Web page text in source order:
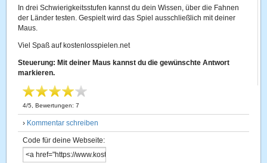
In drei Schwierigkeitsstufen kannst du dein Wissen, über die Fahnen
der Länder testen. Gespielt wird das Spiel ausschließlich mit deiner
Maus.
Viel Spaß auf kostenlosspielen.net
Steuerung: Mit deiner Maus kannst du die gewünschte Antwort
markieren.
4/5 , Bewertungen:7
› Kommentar schreiben
Code für deine Webseite: